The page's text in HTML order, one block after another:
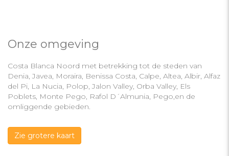
Onze omgeving
Costa Blanca Noord met betrekking tot de steden van
Denia, Javea, Moraira, Benissa Costa, Calpe, Altea, Albir, Alfaz
del Pi, La Nucia, Polop, Jalon Valley, Orba Valley, Els
Poblets, Monte Pego, Rafol D´Almunia, Pego,en de
omliggende gebieden.
Zie grotere kaart